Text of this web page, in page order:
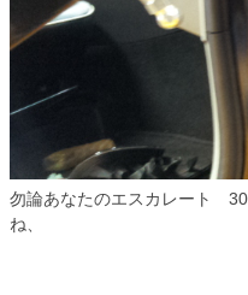
勿論あなたのエスカレート
ね、